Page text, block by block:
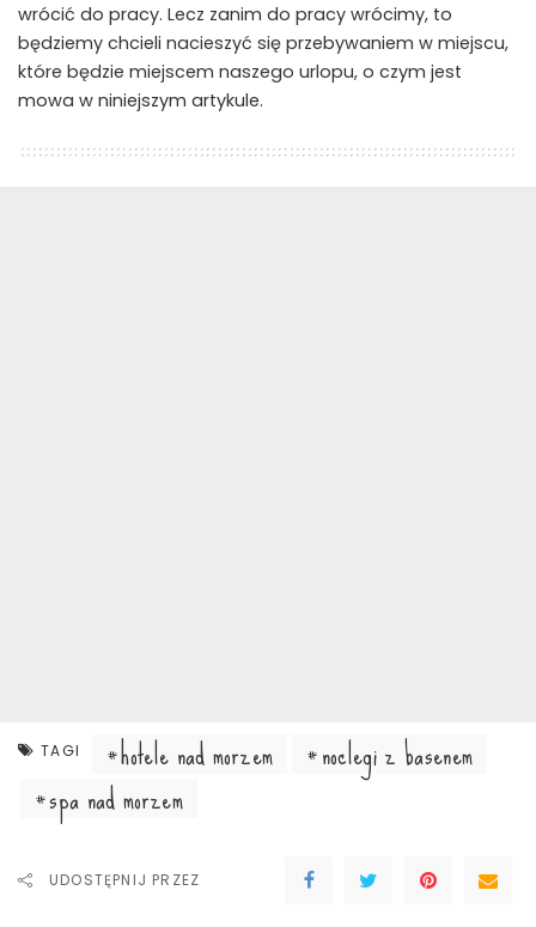
wrócić do pracy. Lecz zanim do pracy wrócimy, to
będziemy chcieli nacieszyć się przebywaniem w miejscu,
które będzie miejscem naszego urlopu, o czym jest
mowa w niniejszym artykule.
TAGI hotele nad morzem
noclegi z basenem
spa nad morzem
UDOSTĘPNIJ PRZEZ